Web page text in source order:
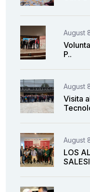
August
P..
August
Visita
August
LOS